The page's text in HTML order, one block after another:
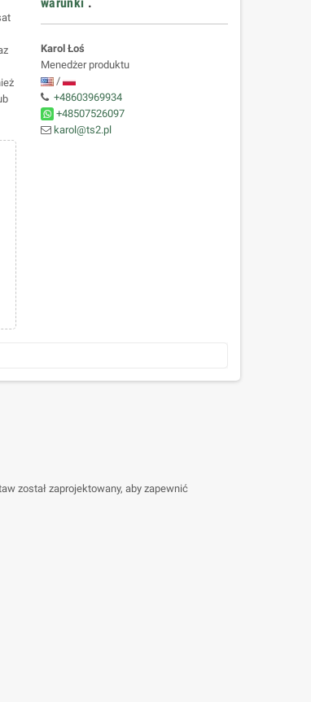
Karol Łoś
Menedżer produktu
/
+48603969934
+48507526097
karol@ts2.pl
został zaprojektowany, aby zapewnić